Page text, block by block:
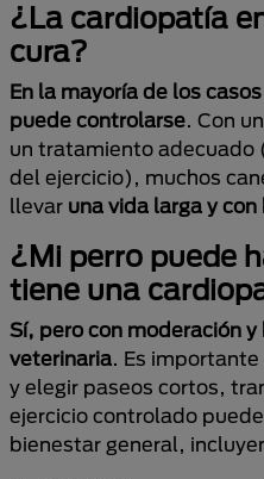
¿La cardiopatía
cura?
En la mayoría de los
puede controlarse. Con
un tratamiento
del ejercicio), muchos
llevar una vida larga y
¿Mi perro puede
tiene una
Sí, pero con moderación y
veterinaria. Es
y elegir paseos cortos,
ejercicio controlado
bienestar general,